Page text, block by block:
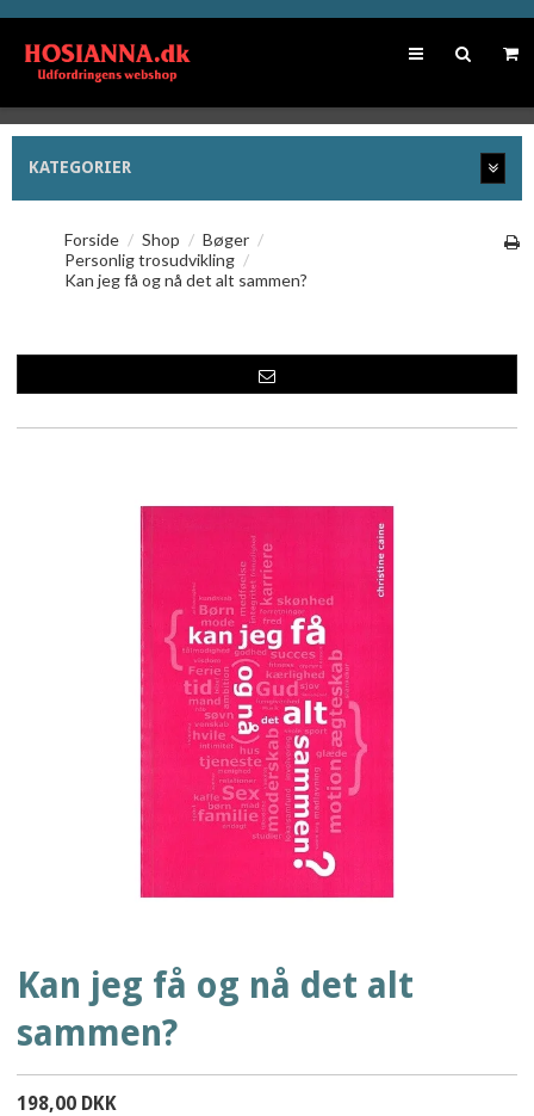
KATEGORIER
Forside / Shop / Bøger /
Personlig trosudvikling /
Kan jeg få og nå det alt sammen?
Kan jeg få og nå det alt
sammen?
198,00 DKK